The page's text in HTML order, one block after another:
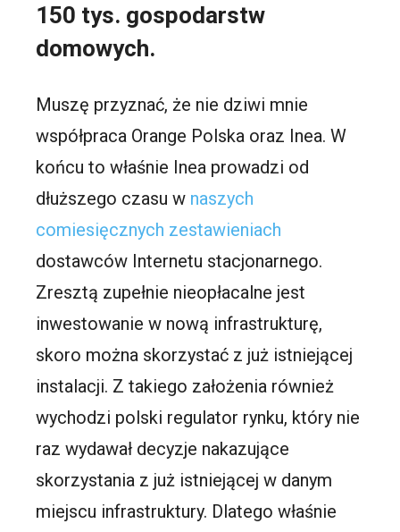
150 tys. gospodarstw
domowych.
Muszę przyznać, że nie dziwi mnie
współpraca Orange Polska oraz Inea. W
końcu to właśnie Inea prowadzi od
dłuższego czasu w naszych
comiesięcznych zestawieniach
dostawców Internetu stacjonarnego.
Zresztą zupełnie nieopłacalne jest
inwestowanie w nową infrastrukturę,
skoro można skorzystać z już istniejącej
instalacji. Z takiego założenia również
wychodzi polski regulator rynku, który nie
raz wydawał decyzje nakazujące
skorzystania z już istniejącej w danym
miejscu infrastruktury. Dlatego właśnie